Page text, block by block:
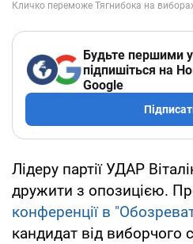
Будьте першими
підпишіться на
Google
Лідеру партії УДАР
дружити з опозицією.
конференції в
кандидат від виборчого